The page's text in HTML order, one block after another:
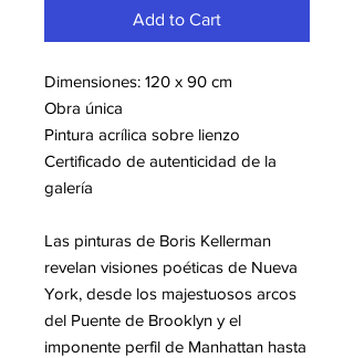
Add to Cart
Dimensiones: 120 x 90 cm
Obra única
Pintura acrílica sobre lienzo
Certificado de autenticidad de la
galería
Las pinturas de Boris Kellerman
revelan visiones poéticas de Nueva
York, desde los majestuosos arcos
del Puente de Brooklyn y el
imponente perfil de Manhattan hasta